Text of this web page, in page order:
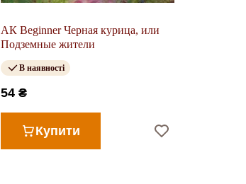
АК Beginner Черная курица, или
Подземные жители
В наявності
54 ₴
Купити